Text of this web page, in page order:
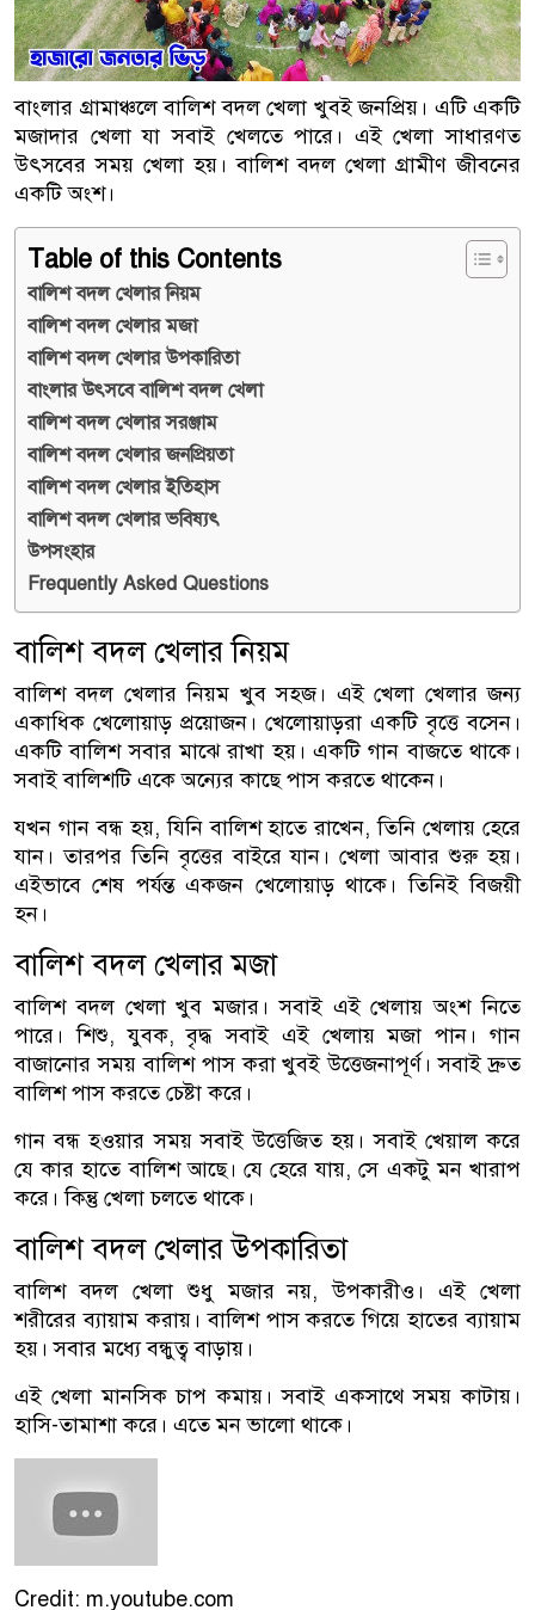
বাংলার গ্রামাঞ্চলে বালিশ বদল খেলা খুবই জনপ্রিয়। এটি একটি
মজাদার খেলা যা সবাই খেলতে পারে। এই খেলা সাধারণত
উৎসবের সময় খেলা হয়। বালিশ বদল খেলা গ্রামীণ জীবনের
একটি অংশ।
Table of this Contents
বালিশ বদল খেলার নিয়ম
বালিশ বদল খেলার মজা
বালিশ বদল খেলার উপকারিতা
বাংলার উৎসবে বালিশ বদল খেলা
বালিশ বদল খেলার সরঞ্জাম
বালিশ বদল খেলার জনপ্রিয়তা
বালিশ বদল খেলার ইতিহাস
বালিশ বদল খেলার ভবিষ্যৎ
উপসংহার
Frequently Asked Questions
বালিশ বদল খেলার নিয়ম
বালিশ বদল খেলার নিয়ম খুব সহজ। এই খেলা খেলার জন্য
একাধিক খেলোয়াড় প্রয়োজন। খেলোয়াড়রা একটি বৃত্তে বসেন।
একটি বালিশ সবার মাঝে রাখা হয়। একটি গান বাজতে থাকে।
সবাই বালিশটি একে অন্যের কাছে পাস করতে থাকেন।
যখন গান বন্ধ হয়, যিনি বালিশ হাতে রাখেন, তিনি খেলায় হেরে
যান। তারপর তিনি বৃত্তের বাইরে যান। খেলা আবার শুরু হয়।
এইভাবে শেষ পর্যন্ত একজন খেলোয়াড় থাকে। তিনিই বিজয়ী
হন।
বালিশ বদল খেলার মজা
বালিশ বদল খেলা খুব মজার। সবাই এই খেলায় অংশ নিতে
পারে। শিশু, যুবক, বৃদ্ধ সবাই এই খেলায় মজা পান। গান
বাজানোর সময় বালিশ পাস করা খুবই উত্তেজনাপূর্ণ। সবাই দ্রুত
বালিশ পাস করতে চেষ্টা করে।
গান বন্ধ হওয়ার সময় সবাই উত্তেজিত হয়। সবাই খেয়াল করে
যে কার হাতে বালিশ আছে। যে হেরে যায়, সে একটু মন খারাপ
করে। কিন্তু খেলা চলতে থাকে।
বালিশ বদল খেলার উপকারিতা
বালিশ বদল খেলা শুধু মজার নয়, উপকারীও। এই খেলা
শরীরের ব্যায়াম করায়। বালিশ পাস করতে গিয়ে হাতের ব্যায়াম
হয়। সবার মধ্যে বন্ধুত্ব বাড়ায়।
এই খেলা মানসিক চাপ কমায়। সবাই একসাথে সময় কাটায়।
হাসি-তামাশা করে। এতে মন ভালো থাকে।
Credit: m.youtube.com